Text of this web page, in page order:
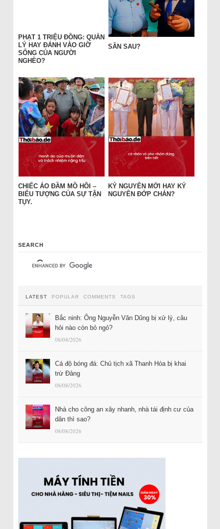
PHẠT 1 TRIỆU ĐỒNG: QUẢN
LÝ HAY ĐÁNH VÀO GIỜ
SỐNG CỦA NGƯỜI
NGHÈO?
SÂN SAU?
CHIẾC ÁO ĐẦM MỒ HÔI –
BIỂU TƯỢNG CỦA SỰ TẬN
TỤY.
KỶ NGUYÊN MỚI HAY KỶ
NGUYÊN ĐỚP CHÁN?
SEARCH
LATEST POPULAR COMMENTS TAGS
Bắc ninh: Ông Nguyễn Văn Dũng bị xử lý, câu
hỏi nào còn bỏ ngỏ?
08/08/2026
Cá độ bóng đá: Chủ tịch xã Thanh Hóa bị khai
trừ Đảng
08/08/2026
Nhà cho công an xây nhanh, nhà tái định cư của
dân thì sao?
08/08/2026